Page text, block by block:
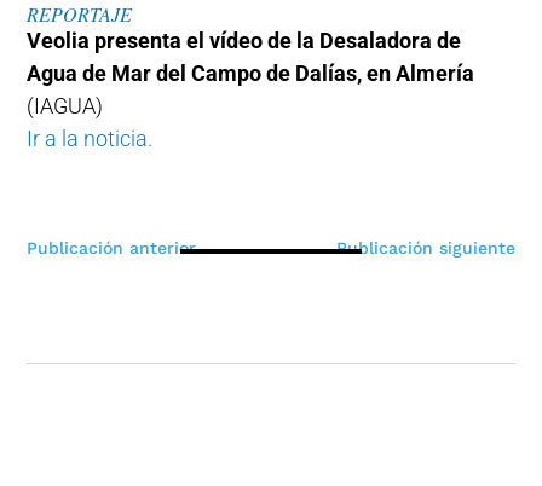
REPORTAJE
Veolia presenta el vídeo de la Desaladora de
Agua de Mar del Campo de Dalías, en Almería
(IAGUA)
Ir a la noticia.
Navegación
Publicación anterior Publicación siguiente